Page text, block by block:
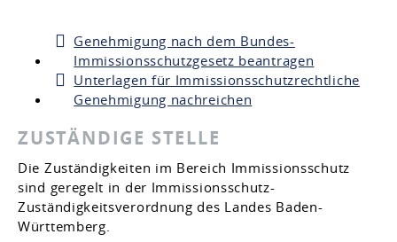
Genehmigung nach dem Bundes-
Immissionsschutzgesetz beantragen
Unterlagen für Immissionsschutzrechtliche
Genehmigung nachreichen
ZUSTÄNDIGE STELLE
Die Zuständigkeiten im Bereich Immissionsschutz
sind geregelt in der Immissionsschutz-
Zuständigkeitsverordnung des Landes Baden-
Württemberg.